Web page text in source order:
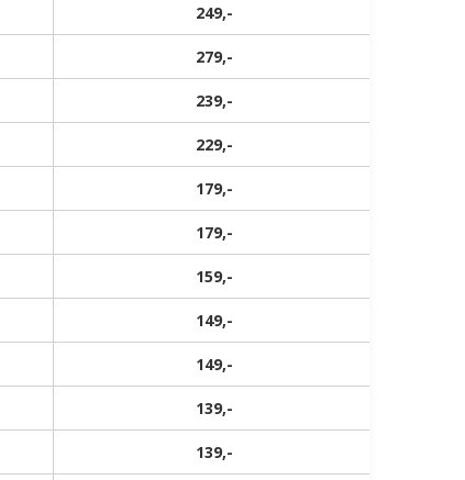
249,-
279,-
239,-
229,-
179,-
179,-
159,-
149,-
149,-
139,-
139,-